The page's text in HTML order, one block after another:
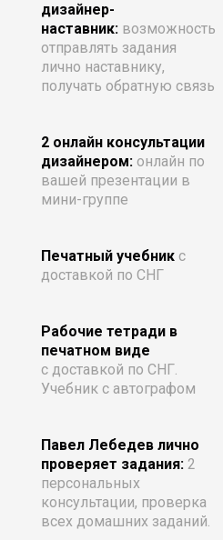
дизайнер-
наставник: возможность
отправлять задания
лично наставнику,
получать обратную связь
2 онлайн консультации
дизайнером: онлайн по
вашей презентации в
мини-группе
Печатный учебник с
доставкой по СНГ
Рабочие тетради в
печатном виде
с доставкой по СНГ.
Учебник с автографом
Павел Лебедев лично
проверяет задания: 2
персональных
консультации, проверка
всех домашних заданий.